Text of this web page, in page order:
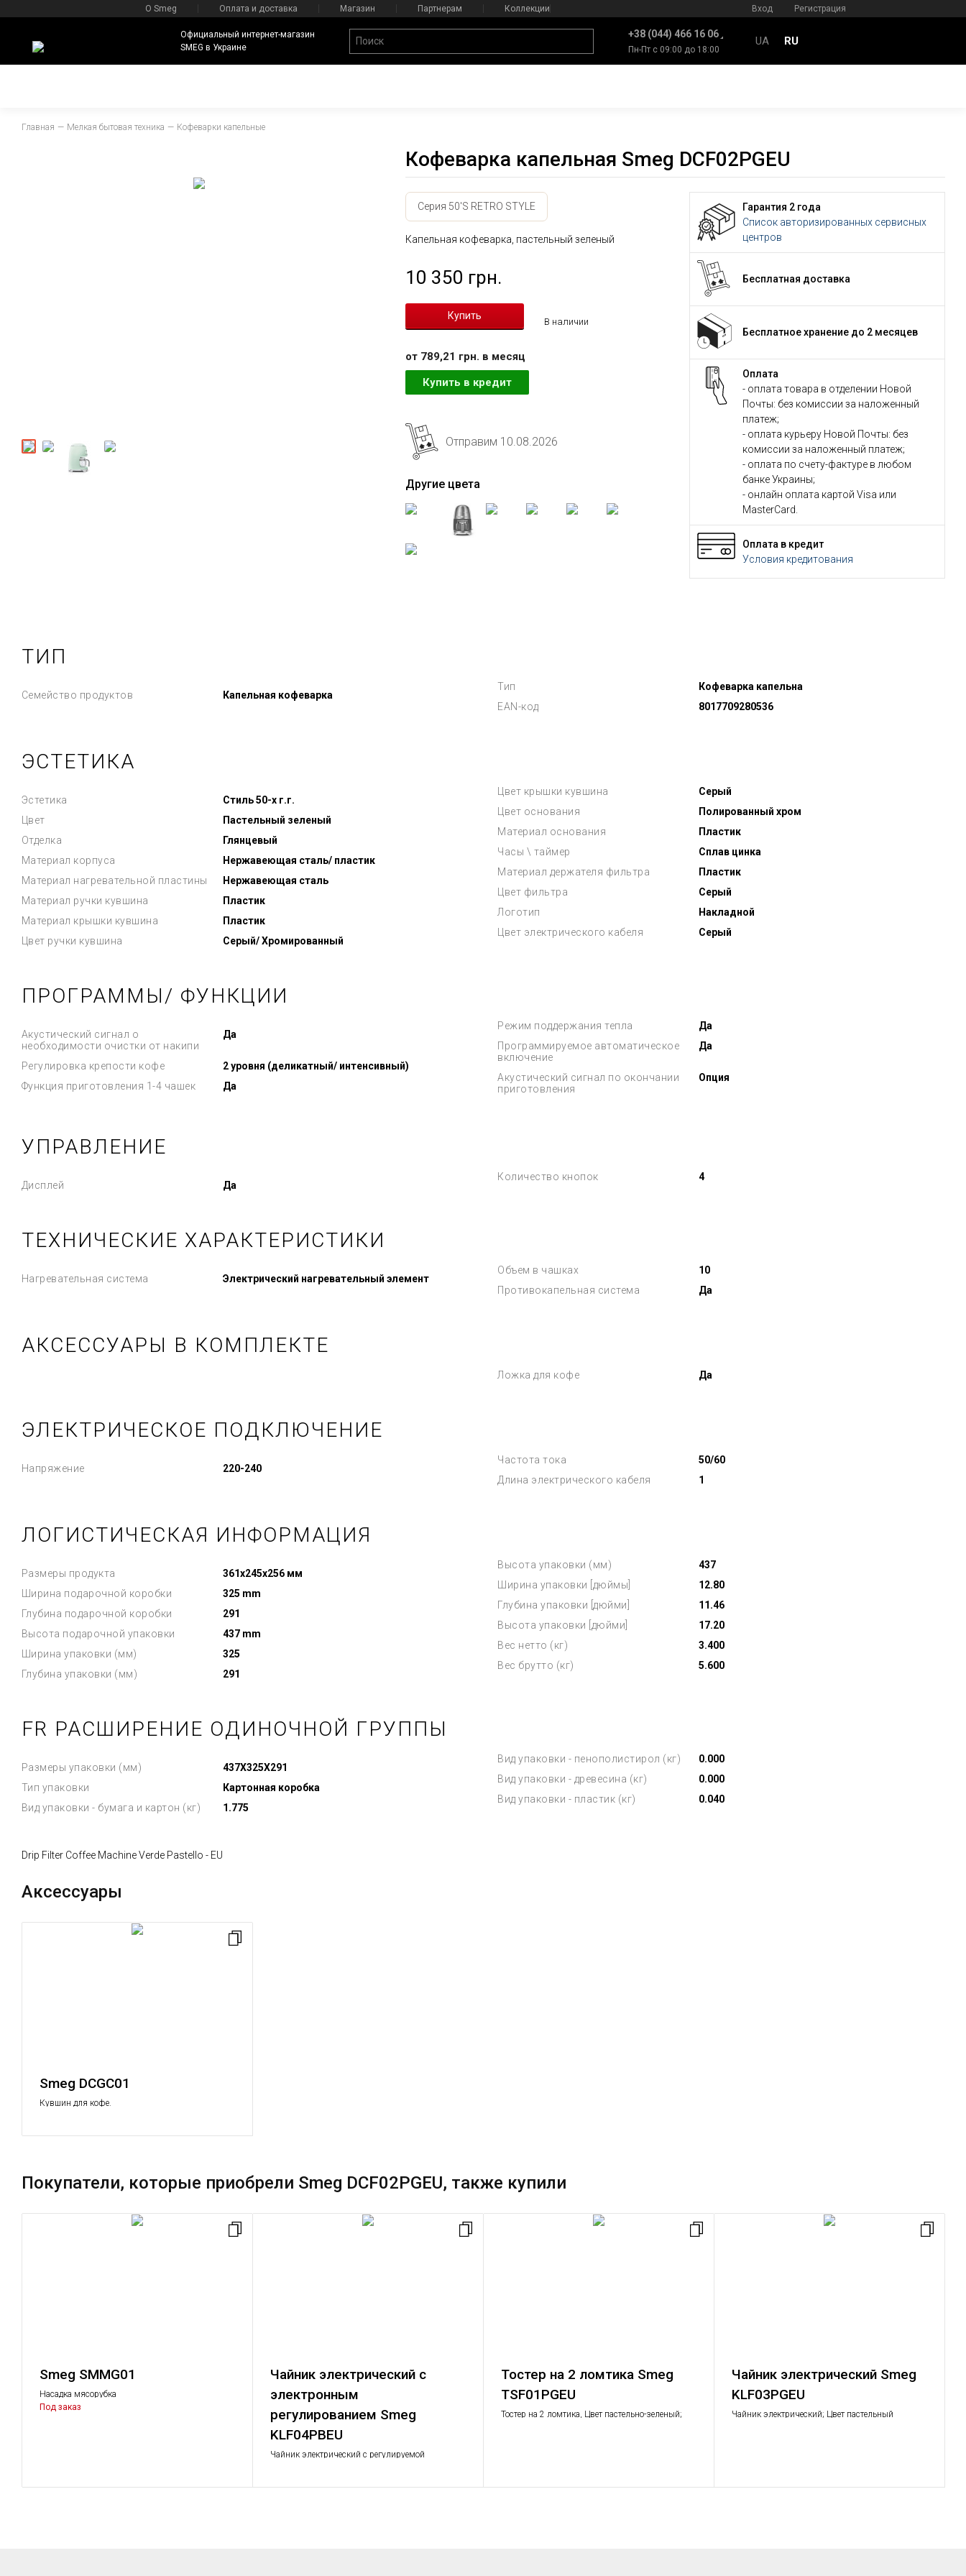
О Smeg Оплата и доставка Магазин Партнерам Коллекции Вход Регистрация
Официальный интернет-магазин
SMEG в Украине
+38 (044) 466 16 06
Пн-Пт с 09:00 до 18:00
UA RU
Главная Мелкая бытовая техника Кофеварки капельные
Кофеварка капельная Smeg DCF02PGEU
Серия 50'S RETRO STYLE
Капельная кофеварка, пастельный зеленый
10 350 грн.
В наличии
от 789,21 грн. в месяц
Купить в кредит
Отправим 10.08.2026
Другие цвета
Гарантия 2 года
Список авторизированных сервисных
центров
Бесплатная доставка
Бесплатное хранение до 2 месяцев
Оплата
- оплата товара в отделении Новой
Почты: без комиссии за наложенный
платеж;
- оплата курьеру Новой Почты: без
комиссии за наложенный платеж;
- оплата по счету-фактуре в любом
банке Украины;
- онлайн оплата картой Visa или
MasterCard.
Оплата в кредит
Условия кредитования
ТИП
Семейство продуктов Капельная кофеварка
Тип
Кофеварка капельна
EAN-код
8017709280536
ЭСТЕТИКА
Эстетика
Стиль 50-х г.г.
Цвет
Пастельный зеленый
Отделка
Глянцевый
Материал корпуса
Нержавеющая сталь/ пластик
Материал нагревательной пластины
Нержавеющая сталь
Материал ручки кувшина
Пластик
Материал крышки кувшина
Пластик
Цвет ручки кувшина
Серый/ Хромированный
Цвет крышки кувшина
Серый
Цвет основания
Полированный хром
Материал основания
Пластик
Часы \ таймер
Сплав цинка
Материал держателя фильтра
Пластик
Цвет фильтра
Серый
Логотип
Накладной
Цвет электрического кабеля
Серый
ПРОГРАММЫ/ ФУНКЦИИ
Акустический сигнал о
необходимости очистки от накипи
Да
Регулировка крепости кофе
2 уровня (деликатный/ интенсивный)
Функция приготовления 1-4 чашек
Да
Режим поддержания тепла
Да
Программируемое автоматическое
включение
Да
Акустический сигнал по окончании
приготовления
Опция
УПРАВЛЕНИЕ
Дисплей Да
Количество кнопок 4
ТЕХНИЧЕСКИЕ ХАРАКТЕРИСТИКИ
Нагревательная система Электрический нагревательный элемент
Объем в чашках
10
Противокапельная система
Да
АКСЕССУАРЫ В КОМПЛЕКТЕ
Ложка для кофе Да
ЭЛЕКТРИЧЕСКОЕ ПОДКЛЮЧЕНИЕ
Напряжение 220-240
Частота тока
50/60
Длина электрического кабеля
1
ЛОГИСТИЧЕСКАЯ ИНФОРМАЦИЯ
Размеры продукта
361x245x256 мм
Ширина подарочной коробки
325 mm
Глубина подарочной коробки
291
Высота подарочной упаковки
437 mm
Ширина упаковки (мм)
325
Глубина упаковки (мм)
291
Высота упаковки (мм)
437
Ширина упаковки [дюймы]
12.80
Глубина упаковки [дюйми]
11.46
Высота упаковки [дюйми]
17.20
Вес нетто (кг)
3.400
Вес брутто (кг)
5.600
FR РАСШИРЕНИЕ ОДИНОЧНОЙ ГРУППЫ
Размеры упаковки (мм)
437X325X291
Тип упаковки
Картонная коробка
Вид упаковки - бумага и картон (кг)
1.775
Вид упаковки - пенополистирол (кг)
0.000
Вид упаковки - древесина (кг)
0.000
Вид упаковки - пластик (кг)
0.040
Drip Filter Coffee Machine Verde Pastello - EU
Аксессуары
Smeg DCGC01
Кувшин для кофе.
Покупатели, которые приобрели Smeg DCF02PGEU, также купили
Smeg SMMG01
Насадка мясорубка
Под заказ
Чайник электрический с
электронным
регулированием Smeg
KLF04PBEU
Чайник электрический с регулируемой
Тостер на 2 ломтика Smeg
TSF01PGEU
Тостер на 2 ломтика, Цвет пастельно-зеленый;
Чайник электрический Smeg
KLF03PGEU
Чайник электрический; Цвет пастельный